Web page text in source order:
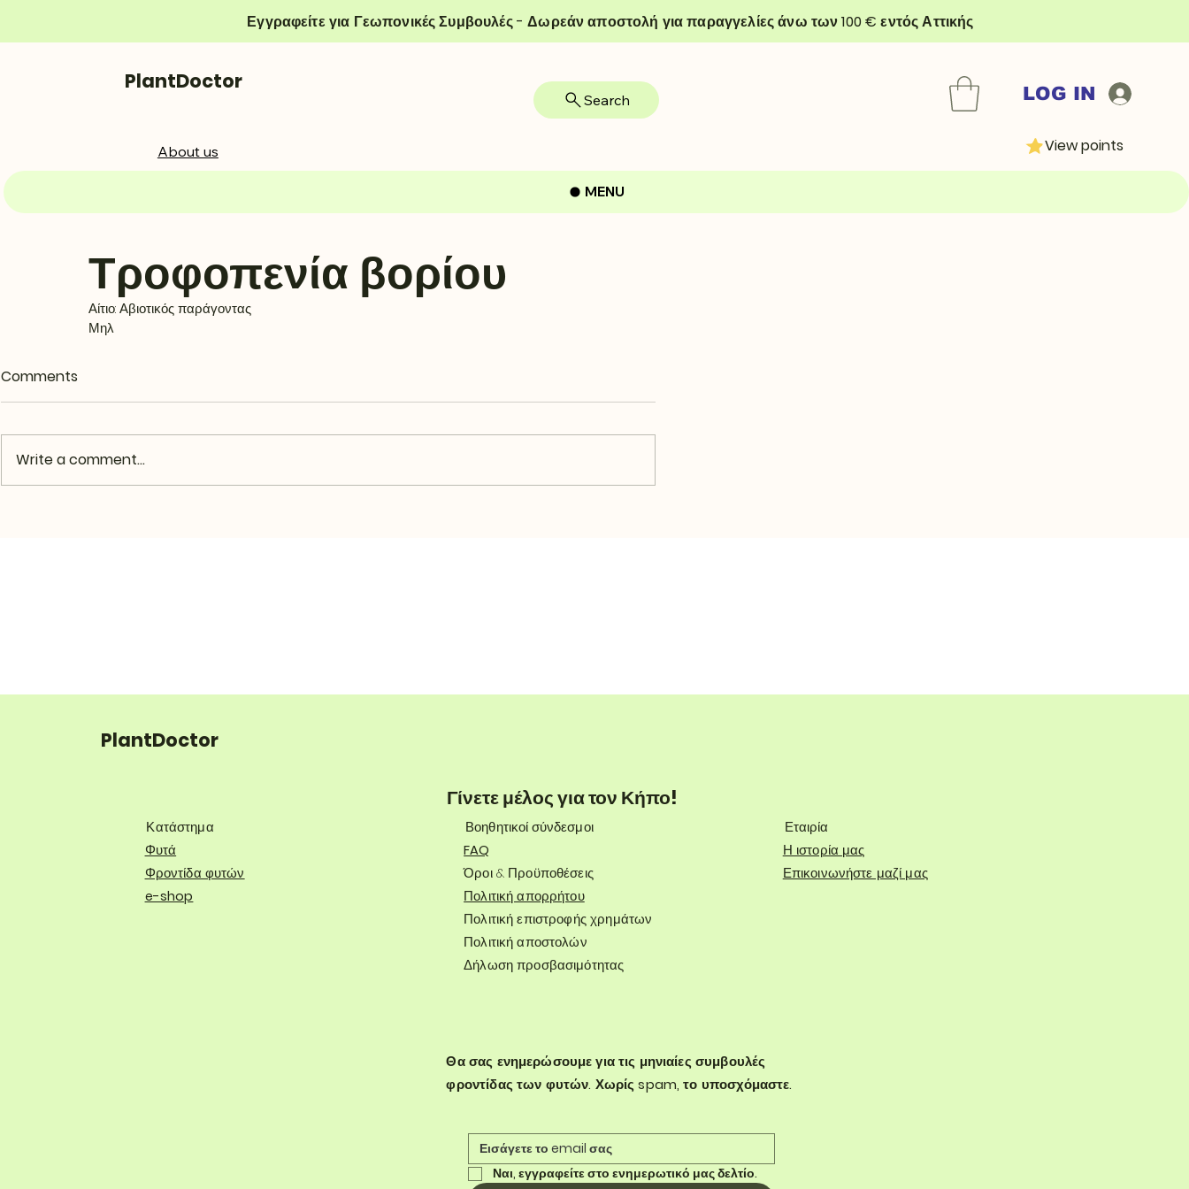
Τροφοπενία βορίου
Αίτιο: Αβιοτικός παράγοντας
Μηλ
Comments
Write a comment...
Εγγραφείτε για Γεωπονικές Συμβουλές - Δωρεάν αποστολή για παραγγελίες άνω των 100 € εντός Αττικής
PlantDoctor
Search
MENU
LOG IN
About us View points
PlantDoctor
Γίνετε μέλος για τον Κήπο!
Κατάστημα
Φυτά
Φροντίδα φυτών
e-shop
Βοηθητικοί σύνδεσμοι
FAQ
Όροι & Προϋποθέσεις
Πολιτική απορρήτου
Πολιτική επιστροφής χρημάτων
Πολιτική αποστολών
Δήλωση προσβασιμότητας
Εταιρία
Η ιστορία μας
Επικοινωνήστε μαζί μας
Θα σας ενημερώσουμε για τις μηνιαίες συμβουλές
φροντίδας των φυτών. Χωρίς spam, το υποσχόμαστε.
Ναι, εγγραφείτε στο ενημερωτικό μας δελτίο.